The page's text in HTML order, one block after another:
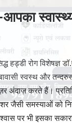
हड्डी रोग विशेषज्ञ
स्वस्थ और
अंदाज़ करते हैं।
जैसी समस्याओं को
पर भी इसका